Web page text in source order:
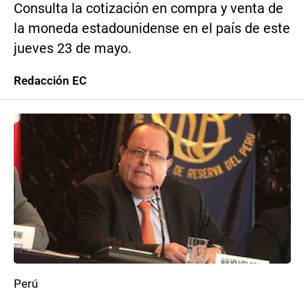
Consulta la cotización en compra y venta de
la moneda estadounidense en el país de este
jueves 23 de mayo.
Redacción EC
Perú